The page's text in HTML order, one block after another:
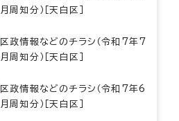
月周知分）［天白区］
区政情報などのチラシ（令和7年7
月周知分）［天白区］
区政情報などのチラシ（令和7年6
月周知分）［天白区］